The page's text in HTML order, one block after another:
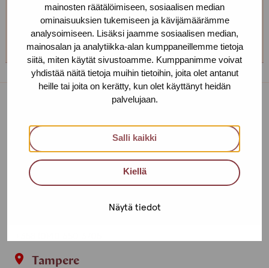
mainosten räätälöimiseen, sosiaalisen median
ominaisuuksien tukemiseen ja kävijämäärämme
analysoimiseen. Lisäksi jaamme sosiaalisen median,
mainosalan ja analytiikka-alan kumppaneillemme tietoja
siitä, miten käytät sivustoamme. Kumppanimme voivat
yhdistää näitä tietoja muihin tietoihin, joita olet antanut
heille tai joita on kerätty, kun olet käyttänyt heidän
palvelujaan.
Salli kaikki
Kiellä
Näytä tiedot
Service centre Helsinki
+358 (0)40 650 3705
Contact us
Helsinki
Tampere